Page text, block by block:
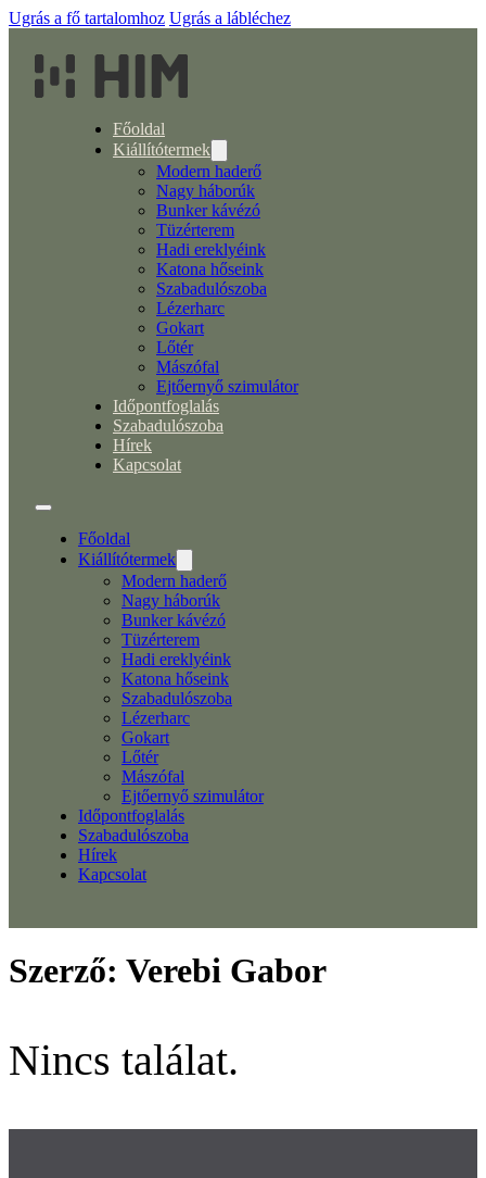
Ugrás a fő tartalomhoz Ugrás a lábléchez
Főoldal
Kiállítótermek
Modern haderő
Nagy háborúk
Bunker kávézó
Tüzérterem
Hadi ereklyéink
Katona hőseink
Szabadulószoba
Lézerharc
Gokart
Lőtér
Mászófal
Ejtőernyő szimulátor
Időpontfoglalás
Szabadulószoba
Hírek
Kapcsolat
Főoldal
Kiállítótermek
Modern haderő
Nagy háborúk
Bunker kávézó
Tüzérterem
Hadi ereklyéink
Katona hőseink
Szabadulószoba
Lézerharc
Gokart
Lőtér
Mászófal
Ejtőernyő szimulátor
Időpontfoglalás
Szabadulószoba
Hírek
Kapcsolat
Szerző: Verebi Gabor
Nincs találat.